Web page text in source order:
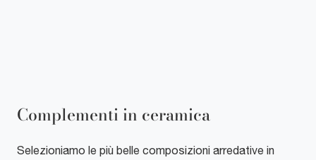
Complementi in ceramica
Selezioniamo le più belle composizioni arredative in